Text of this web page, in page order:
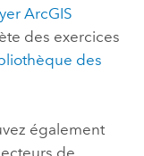
ArcGIS
des exercices
des
également
de